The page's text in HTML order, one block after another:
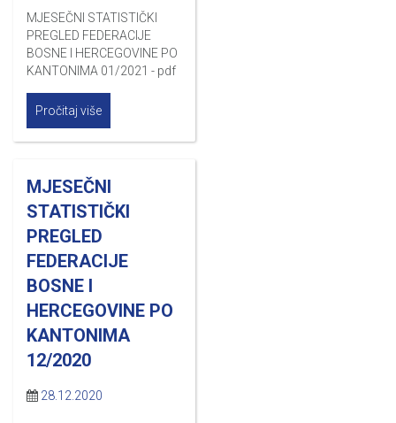
MJESEČNI STATISTIČKI
PREGLED FEDERACIJE
BOSNE I HERCEGOVINE PO
KANTONIMA 01/2021 - pdf
Pročitaj više
MJESEČNI
STATISTIČKI
PREGLED
FEDERACIJE
BOSNE I
HERCEGOVINE PO
KANTONIMA
12/2020
28.12.2020